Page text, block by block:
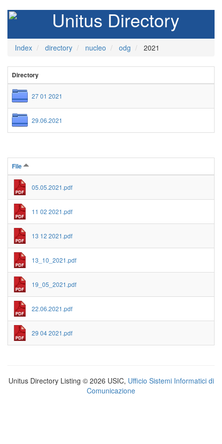
Unitus Directory
Index directory nucleo odg 2021
Directory
27 01 2021
29.06.2021
File
05.05.2021.pdf
11 02 2021.pdf
13 12 2021.pdf
13_10_2021.pdf
19_05_2021.pdf
22.06.2021.pdf
29 04 2021.pdf
Unitus Directory Listing © 2026 USIC, Ufficio Sistemi Informatici di
Comunicazione